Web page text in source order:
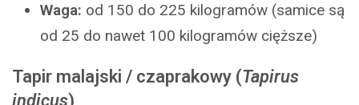
Waga: od 150 do 225 kilogramów (samice są
od 25 do nawet 100 kilogramów cięższe)
Tapir malajski / czaprakowy (Tapirus
indicus)